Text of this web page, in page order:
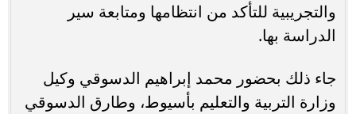
والتجريبية للتأكد من انتظامها ومتابعة سير
الدراسة بها.
جاء ذلك بحضور محمد إبراهيم الدسوقي وكيل
وزارة التربية والتعليم بأسيوط، وطارق الدسوقي